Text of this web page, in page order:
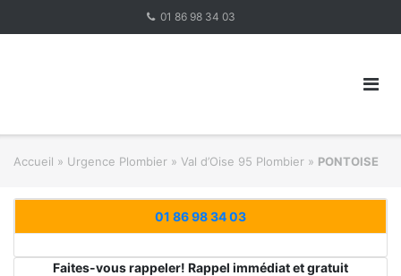
01 86 98 34 03
Accueil » Urgence Plombier » Val d’Oise 95 Plombier » PONTOISE
01 86 98 34 03
Faites-vous rappeler! Rappel immédiat et gratuit